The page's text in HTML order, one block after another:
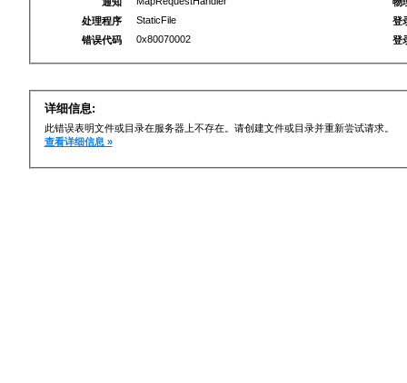
处理程序
StaticFile
错误代码
0x80070002
登
登
详细信息:
此错误表明文件或目录在服务器上不存在。请创建文件或目录并重新尝试请求。
查看详细信息 »